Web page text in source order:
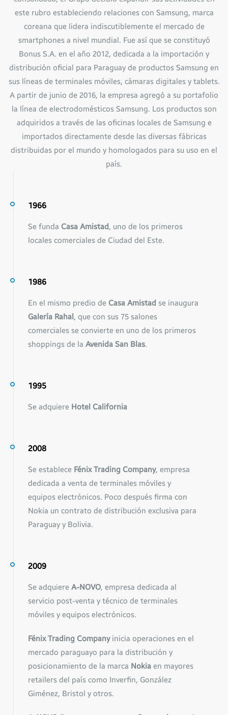
este rubro estableciendo relaciones con Samsung, marca
coreana que lidera indiscutiblemente el mercado de
smartphones a nivel mundial. Fue así que se constituyó
Bonus S.A. en el año 2012, dedicada a la importación y
distribución oficial para Paraguay de productos Samsung en
sus líneas de terminales móviles, cámaras digitales y tablets.
A partir de junio de 2016, la empresa agregó a su portafolio
la línea de electrodomésticos Samsung. Los productos son
adquiridos a través de las oficinas locales de Samsung e
importados directamente desde las diversas fábricas
distribuidas por el mundo y homologados para su uso en el
país.
1966
Se funda Casa Amistad, uno de los primeros
locales comerciales de Ciudad del Este.
1986
En el mismo predio de Casa Amistad se inaugura
Galería Rahal , que con sus 75 salones
comerciales se convierte en uno de los primeros
shoppings de la Avenida San Blas.
1995
Se adquiere Hotel California
2008
Se establece Fénix Trading Company, empresa
dedicada a venta de terminales móviles y
equipos electrónicos. Poco después firma con
Nokia un contrato de distribución exclusiva para
Paraguay y Bolivia.
2009
Se adquiere A-NOVO, empresa dedicada al
servicio post-venta y técnico de terminales
móviles y equipos electrónicos.
Fénix Trading Companyinicia operaciones en el
mercado paraguayo para la distribución y
posicionamiento de la marca Nokia en mayores
retailers del país como Inverfin, González
Giménez, Bristol y otros.